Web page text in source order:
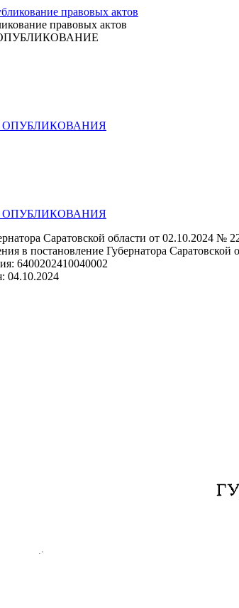
правовых актов
ОПУБЛИКОВАНИЯ
ОПУБЛИКОВАНИЯ
Саратовской области от 02.10.2024 №
в постановление Губернатора Саратовской
6400202410040002
04.10.2024